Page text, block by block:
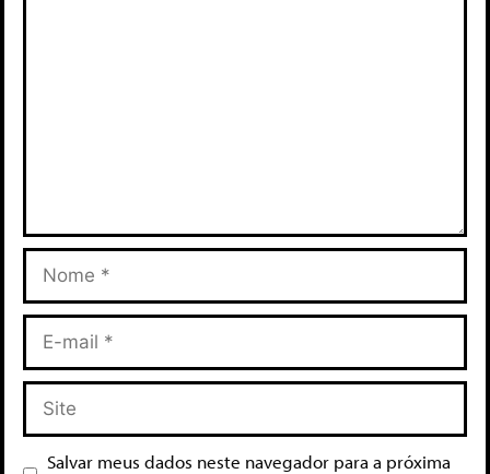
Salvar meus dados neste navegador para a próxima